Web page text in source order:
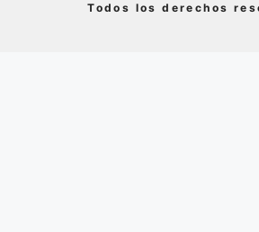
Todos los derechos